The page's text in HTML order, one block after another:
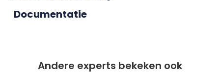
Documentatie
Andere experts bekeken ook